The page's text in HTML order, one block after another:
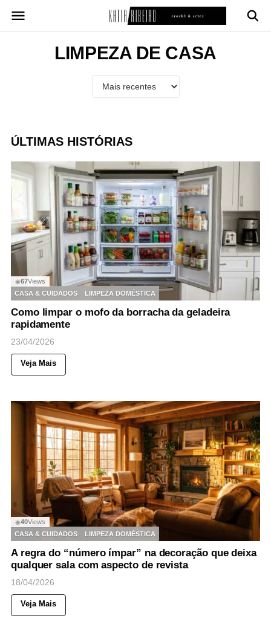
para
LIMPEZA DE CASA
ÚLTIMAS HISTÓRIAS
◉67Views
CASA & CUIDADOS
LIMPEZA DOMÉSTICA
Como limpar o mofo da borracha da geladeira
rapidamente
23/04/2026
Veja Mais
◉40Views
CASA & CUIDADOS
LIMPEZA DOMÉSTICA
A regra do “número ímpar” na decoração que deixa
qualquer sala com aspecto de revista
18/04/2026
Veja Mais